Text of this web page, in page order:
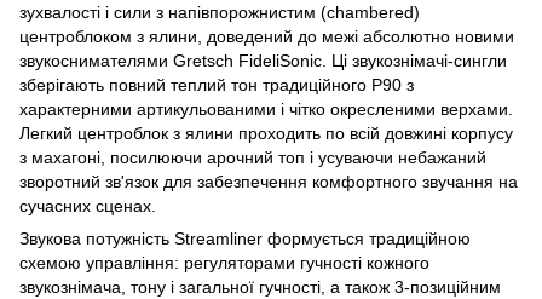
зухвалості і сили з напівпорожнистим (chambered)
центроблоком з ялини, доведений до межі абсолютно новими
звукоснимателями Gretsch FideliSonic. Ці звукознімачі-сингли
зберігають повний теплий тон традиційного P90 з
характерними артикульованими і чітко окресленими верхами.
Легкий центроблок з ялини проходить по всій довжині корпусу
з махагоні, посилюючи арочний топ і усуваючи небажаний
зворотний зв'язок для забезпечення комфортного звучання на
сучасних сценах.
Звукова потужність Streamliner формується традиційною
схемою управління: регуляторами гучності кожного
звукознімача, тону і загальної гучності, а також 3-позиційним